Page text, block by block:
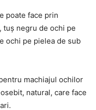
poate face prin
tuș negru de ochi pe
ochi pe pielea de sub
machiajul ochilor
natural, care face